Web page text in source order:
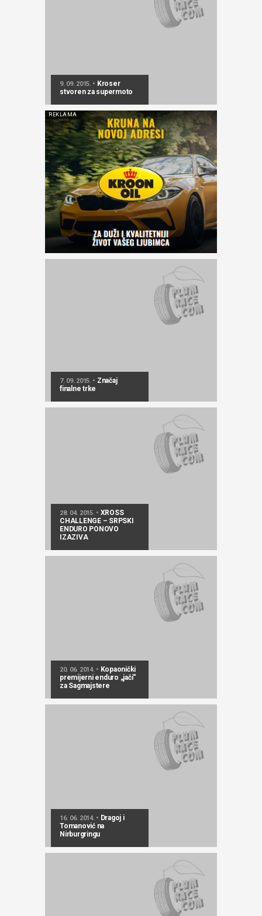
9. 09. 2015. • Kroser
stvoren za supermoto
REKLAMA
7. 09. 2015. • Značaj
finalne trke
28. 04. 2015. • XROSS
CHALLENGE – SRPSKI
ENDURO PONOVO
IZAZIVA
20. 06. 2014. • Kopaonički
premijerni enduro „jači“
za Sagmajstere
16. 06. 2014. • Dragoj i
Tomanović na
Nirburgringu